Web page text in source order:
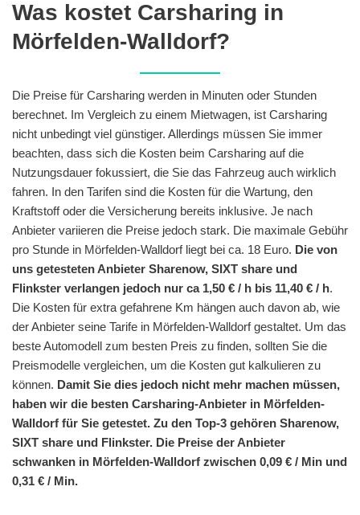
Was kostet Carsharing in
Mörfelden-Walldorf?
Die Preise für Carsharing werden in Minuten oder Stunden
berechnet. Im Vergleich zu einem Mietwagen, ist Carsharing
nicht unbedingt viel günstiger. Allerdings müssen Sie immer
beachten, dass sich die Kosten beim Carsharing auf die
Nutzungsdauer fokussiert, die Sie das Fahrzeug auch wirklich
fahren. In den Tarifen sind die Kosten für die Wartung, den
Kraftstoff oder die Versicherung bereits inklusive. Je nach
Anbieter variieren die Preise jedoch stark. Die maximale Gebühr
pro Stunde in Mörfelden-Walldorf liegt bei ca. 18 Euro. Die von
uns getesteten Anbieter Sharenow, SIXT share und
Flinkster verlangen jedoch nur ca 1,50 € / h bis 11,40 € / h.
Die Kosten für extra gefahrene Km hängen auch davon ab, wie
der Anbieter seine Tarife in Mörfelden-Walldorf gestaltet. Um das
beste Automodell zum besten Preis zu finden, sollten Sie die
Preismodelle vergleichen, um die Kosten gut kalkulieren zu
können. Damit Sie dies jedoch nicht mehr machen müssen,
haben wir die besten Carsharing-Anbieter in Mörfelden-
Walldorf für Sie getestet. Zu den Top-3 gehören Sharenow,
SIXT share und Flinkster. Die Preise der Anbieter
schwanken in Mörfelden-Walldorf zwischen 0,09 € / Min und
0,31 € / Min.